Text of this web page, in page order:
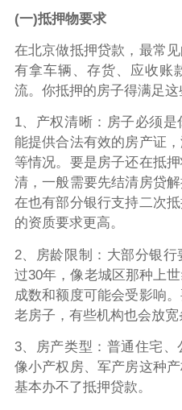
(一)抵押物要求
在北京做抵押贷款，最常
有拿车辆、存货、应收账
流。你抵押的房子得满足这
1、产权清晰：房子必须是
能提供合法有效的房产证
等情况。要是房子还在抵
清，一般需要先结清房贷
在也有部分银行支持二次
的资质要求更高。
2、房龄限制：大部分银
过30年，像老城区那种上
成数和额度可能会受影响
老房子，有些机构也会放宽
3、房产类型：普通住宅
像小产权房、军产房这种
基本办不了抵押贷款。